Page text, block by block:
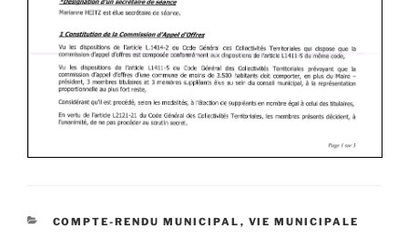
COMPTE-RENDU MUNICIPAL , VIE MUNICIPALE